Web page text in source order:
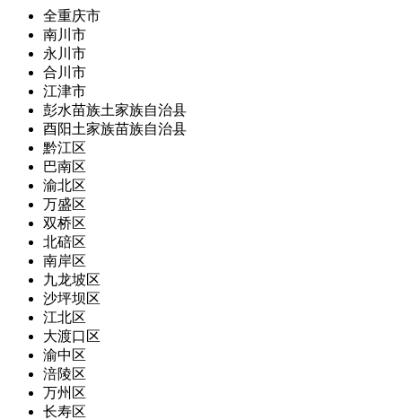
全重庆市
南川市
永川市
合川市
江津市
彭水苗族土家族自治县
酉阳土家族苗族自治县
黔江区
巴南区
渝北区
万盛区
双桥区
北碚区
南岸区
九龙坡区
沙坪坝区
江北区
大渡口区
渝中区
涪陵区
万州区
长寿区